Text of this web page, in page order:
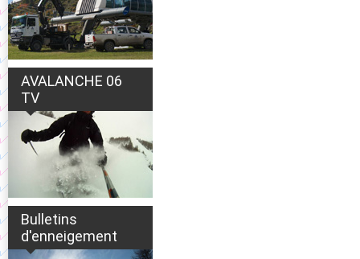
AVALANCHE 06
TV
Bulletins
d'enneigement